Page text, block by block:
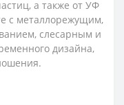
а также от УФ
с металлорежущим,
слесарным и
дизайна,